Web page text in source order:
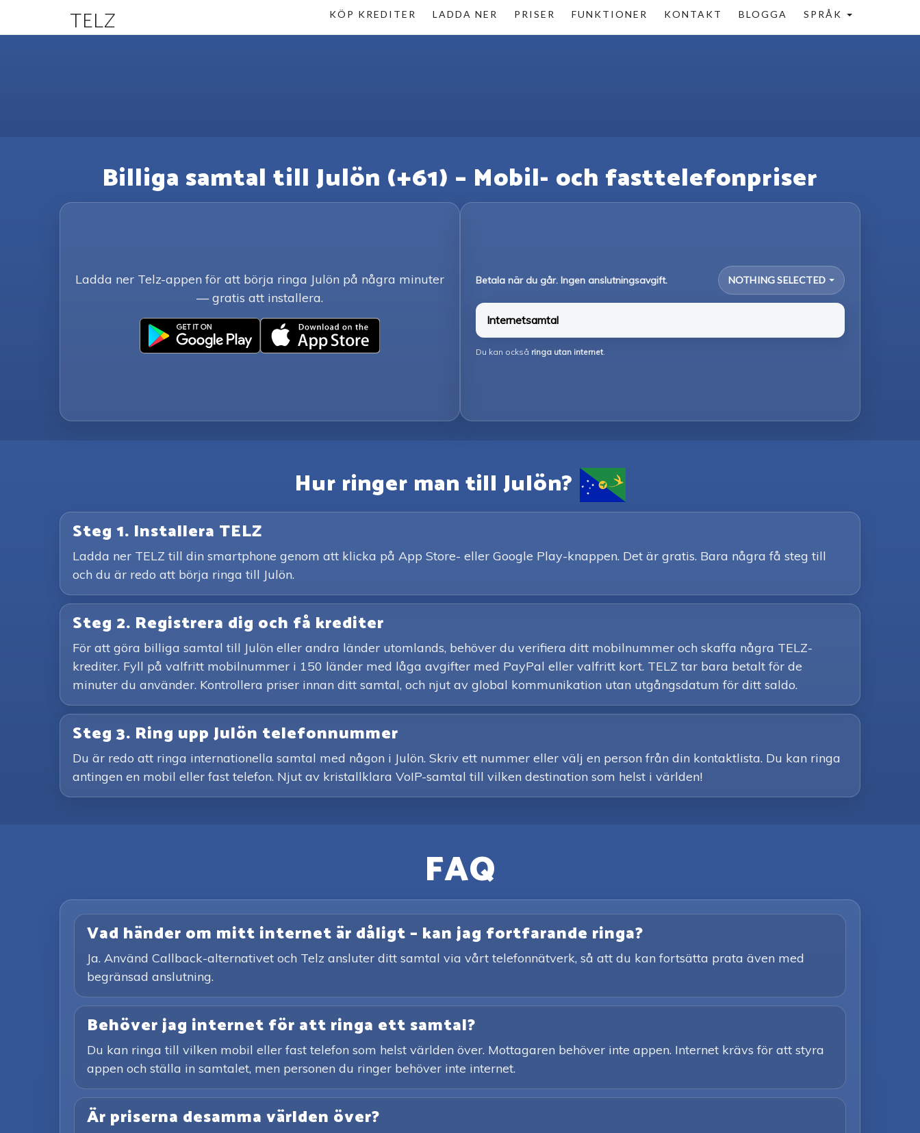
TELZ KÖP KREDITER LADDA NER PRISER FUNKTIONER KONTAKT BLOGGA SPRÅK
Billiga samtal till Julön (+61) – Mobil- och fasttelefonpriser
Ladda ner Telz-appen för att börja ringa Julön på några minuter
— gratis att installera.
Betala när du går. Ingen anslutningsavgift. NOTHING SELECTED
Internetsamtal
Du kan också ringa utan internet
Hur ringer man till Julön?
Steg 1. Installera TELZ
Ladda ner TELZ till din smartphone genom att klicka på App Store- eller Google Play-knappen. Det är gratis. Bara några få steg till
och du är redo att börja ringa till Julön.
Steg 2. Registrera dig och få krediter
För att göra billiga samtal till Julön eller andra länder utomlands, behöver du verifiera ditt mobilnummer och skaffa några TELZ-
krediter. Fyll på valfritt mobilnummer i 150 länder med låga avgifter med PayPal eller valfritt kort. TELZ tar bara betalt för de
minuter du använder. Kontrollera priser innan ditt samtal, och njut av global kommunikation utan utgångsdatum för ditt saldo.
Steg 3. Ring upp Julön telefonnummer
Du är redo att ringa internationella samtal med någon i Julön. Skriv ett nummer eller välj en person från din kontaktlista. Du kan ringa
antingen en mobil eller fast telefon. Njut av kristallklara VoIP-samtal till vilken destination som helst i världen!
FAQ
Vad händer om mitt internet är dåligt – kan jag fortfarande ringa?
Ja. Använd Callback-alternativet och Telz ansluter ditt samtal via vårt telefonnätverk, så att du kan fortsätta prata även med
begränsad anslutning.
Behöver jag internet för att ringa ett samtal?
Du kan ringa till vilken mobil eller fast telefon som helst världen över. Mottagaren behöver inte appen. Internet krävs för att styra
appen och ställa in samtalet, men personen du ringer behöver inte internet.
Är priserna desamma världen över?